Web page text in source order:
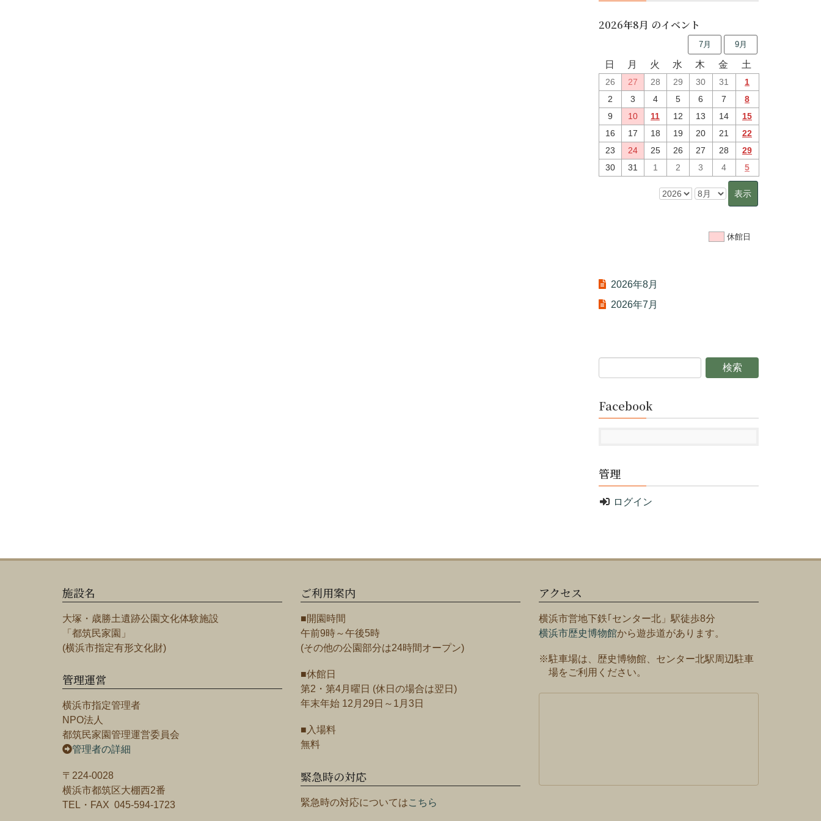
2026年8月 のイベント
7月 9月
日 月 火 水 木 金 土
26 27 28 29 30 31
1
2
3 4 5 6 7
8
9
10 11 12 13 14
15
16
17 18 19 20 21
22
23
24 25 26 27 28
29
30
31 1 2 3 4 5
休館日
2026年8月
2026年7月
Facebook
管理
ログイン
施設名
大塚・歳勝土遺跡公園文化体験施設
「都筑民家園」
(横浜市指定有形文化財)
管理運営
横浜市指定管理者
NPO法人
都筑民家園管理運営委員会
管理者の詳細
〒224-0028
横浜市都筑区大棚西2番
TEL・FAX 045-594-1723
ご利用案内
■開園時間
午前9時～午後5時
(その他の公園部分は24時間オープン)
■休館日
第2・第4月曜日 (休日の場合は翌日)
年末年始 12月29日～1月3日
■入場料
無料
緊急時の対応
緊急時の対応についてはこちら
アクセス
横浜市営地下鉄｢センター北」駅徒歩8分
横浜市歴史博物館から遊歩道があります。
※駐車場は、歴史博物館、センター北駅周辺駐車
場をご利用ください。